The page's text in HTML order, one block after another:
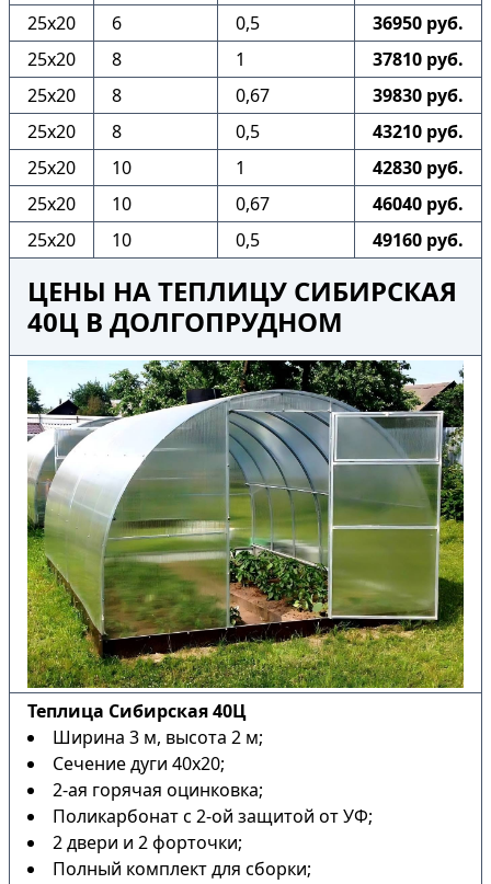
25х20
6 0,5
36950 руб.
25х20
8 1
37810 руб.
25х20
8 0,67
39830 руб.
25х20
8 0,5
43210 руб.
25х20
10 1
42830 руб.
25х20
10 0,67
46040 руб.
25х20
10 0,5 49160 руб.
ЦЕНЫ НА ТЕПЛИЦУ СИБИРСКАЯ
40Ц В ДОЛГОПРУДНОМ
Теплица Сибирская 40Ц
Ширина 3 м, высота 2 м;
Сечение дуги 40х20;
2-ая горячая оцинковка;
Поликарбонат с 2-ой защитой от УФ;
2 двери и 2 форточки;
Полный комплект для сборки;